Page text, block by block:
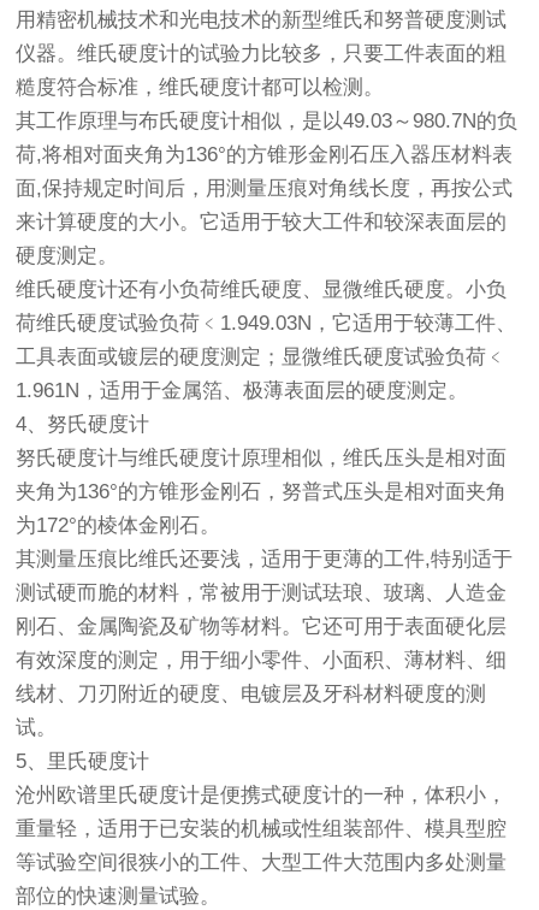
用精密机械技术和光电技术的新型维氏和努普硬度测试
仪器。维氏硬度计的试验力比较多，只要工件表面的粗
糙度符合标准，维氏硬度计都可以检测。
其工作原理与布氏硬度计相似，是以49.03～980.7N的负
荷,将相对面夹角为136°的方锥形金刚石压入器压材料表
面,保持规定时间后，用测量压痕对角线长度，再按公式
来计算硬度的大小。它适用于较大工件和较深表面层的
硬度测定。
维氏硬度计还有小负荷维氏硬度、显微维氏硬度。小负
荷维氏硬度试验负荷﹤1.949.03N，它适用于较薄工件、
工具表面或镀层的硬度测定；显微维氏硬度试验负荷﹤
1.961N，适用于金属箔、极薄表面层的硬度测定。
4、努氏硬度计
努氏硬度计与维氏硬度计原理相似，维氏压头是相对面
夹角为136°的方锥形金刚石，努普式压头是相对面夹角
为172°的棱体金刚石。
其测量压痕比维氏还要浅，适用于更薄的工件,特别适于
测试硬而脆的材料，常被用于测试珐琅、玻璃、人造金
刚石、金属陶瓷及矿物等材料。它还可用于表面硬化层
有效深度的测定，用于细小零件、小面积、薄材料、细
线材、刀刃附近的硬度、电镀层及牙科材料硬度的测
试。
5、里氏硬度计
沧州欧谱里氏硬度计是便携式硬度计的一种，体积小，
重量轻，适用于已安装的机械或性组装部件、模具型腔
等试验空间很狭小的工件、大型工件大范围内多处测量
部位的快速测量试验。